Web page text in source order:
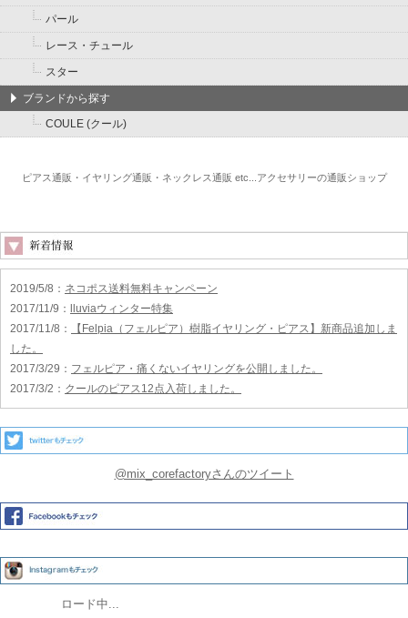
パール
レース・チュール
スター
ブランドから探す
COULE (クール)
ピアス通販・イヤリング通販・ネックレス通販 etc...アクセサリーの通販ショップ
2019/5/8 ： ネコポス送料無料キャンペーン
2017/11/9 ： lluviaウィンター特集
2017/11/8 ：
【Felpia（フェルピア）樹脂イヤリング・ピアス】新商品追加しま
した。
2017/3/29 ： フェルピア・痛くないイヤリングを公開しました。
2017/3/2 ： クールのピアス12点入荷しました。
@mix_corefactoryさんのツイート
ロード中...